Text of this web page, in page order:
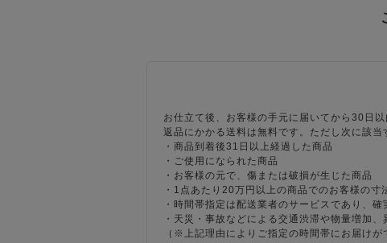
お仕立て後、お客様の手元に届いてから30日以
返品にかかる送料は無料です。ただし次に該当
・商品到着後31日以上経過した商品
・ご使用になられた商品
・お客様の元で、傷または破損が生じた商品
・1点あたり20万円以上の商品でのお客様の寸
・時間帯指定は配送業者のサービスであり、
・天災・事故などによる交通渋滞や物量増加
（※上記理由によりご指定の時間帯にお届け